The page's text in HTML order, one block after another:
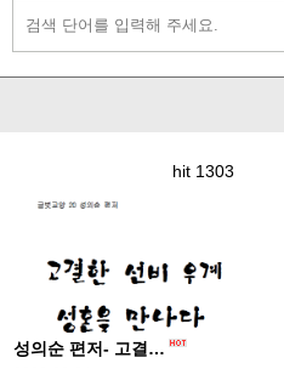
hit 1303
성의순 편저- 고결한 선비 우계 성혼을 만나다